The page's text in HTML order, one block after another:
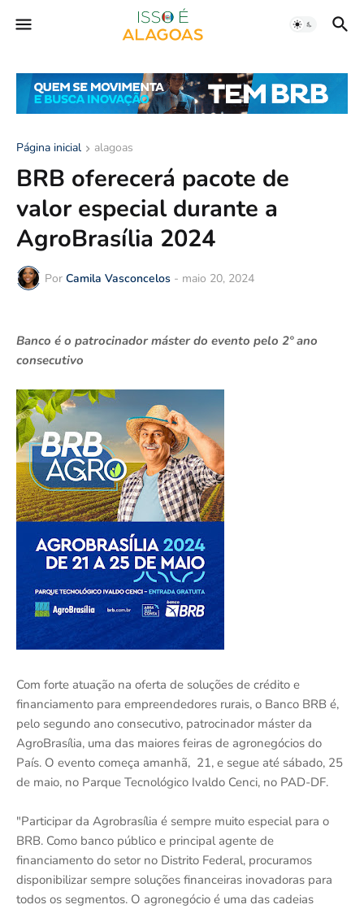
Página inicial alagoas
BRB oferecerá pacote de
valor especial durante a
AgroBrasília 2024
Por Camila Vasconcelos - maio 20, 2024
Banco é o patrocinador máster do evento pelo 2º ano
consecutivo
Com forte atuação na oferta de soluções de crédito e
financiamento para empreendedores rurais, o Banco BRB é,
pelo segundo ano consecutivo, patrocinador máster da
AgroBrasília, uma das maiores feiras de agronegócios do
País. O evento começa amanhã, 21, e segue até sábado, 25
de maio, no Parque Tecnológico Ivaldo Cenci, no PAD-DF.
"Participar da Agrobrasília é sempre muito especial para o
BRB. Como banco público e principal agente de
financiamento do setor no Distrito Federal, procuramos
disponibilizar sempre soluções financeiras inovadoras para
todos os segmentos. O agronegócio é uma das cadeias